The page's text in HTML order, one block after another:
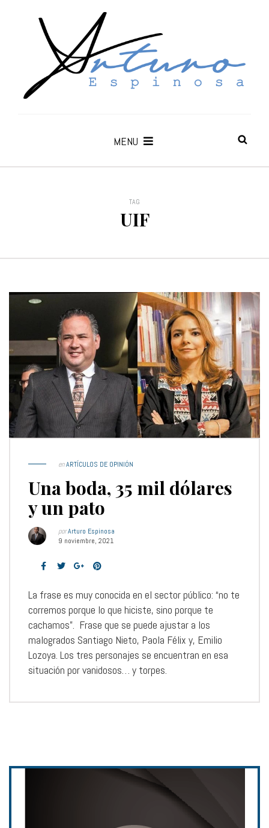
MENU
TAG
UIF
enARTÍCULOS DE OPINIÓN
Una boda, 35 mil dólares
y un pato
porArturo Espinosa
9 noviembre, 2021
La frase es muy conocida en el sector público: “no te
corremos porque lo que hiciste, sino porque te
cachamos”. Frase que se puede ajustar a los
malogrados Santiago Nieto, Paola Félix y, Emilio
Lozoya. Los tres personajes se encuentran en esa
situación por vanidosos… y torpes.